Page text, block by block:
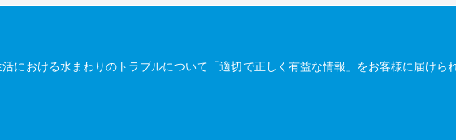
における水まわりのトラブルについて「適切で正しく有益な情報」をお客様に届けら